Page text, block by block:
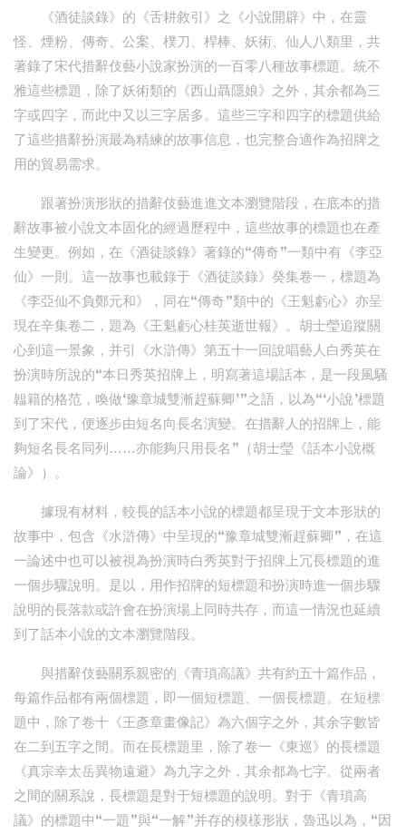
《酒徒談錄》的《舌耕敘引》之《小說開辟》中，在靈
怪、煙粉、傳奇、公案、樸刀、桿棒、妖術、仙人八類里，共
著錄了宋代措辭伎藝小說家扮演的一百零八種故事標題。統不
雅這些標題，除了妖術類的《西山聶隱娘》之外，其余都為三
字或四字，而此中又以三字居多。這些三字和四字的標題供給
了這些措辭扮演最為精練的故事信息，也完整合適作為招牌之
用的貿易需求。
跟著扮演形狀的措辭伎藝進進文本瀏覽階段，在底本的措
辭故事被小說文本固化的經過歷程中，這些故事的標題也在產
生變更。例如，在《酒徒談錄》著錄的“傳奇”一類中有《李亞
仙》一則。這一故事也載錄于《酒徒談錄》癸集卷一，標題為
《李亞仙不負鄭元和》，同在“傳奇”類中的《王魁虧心》亦呈
現在辛集卷二，題為《王魁虧心桂英逝世報》。胡士瑩追蹤關
心到這一景象，并引《水滸傳》第五十一回說唱藝人白秀英在
扮演時所說的“本日秀英招牌上，明寫著這場話本，是一段風騷
韞籍的格范，喚做‘豫章城雙漸趕蘇卿’”之語，以為“‘小說’標題
到了宋代，便逐步由短名向長名演變。在措辭人的招牌上，能
夠短名長名同列……亦能夠只用長名”（胡士瑩《話本小說概
論》）。
據現有材料，較長的話本小說的標題都呈現于文本形狀的
故事中，包含《水滸傳》中呈現的“豫章城雙漸趕蘇卿”，在這
一論述中也可以被視為扮演時白秀英對于招牌上冗長標題的進
一個步驟說明。是以，用作招牌的短標題和扮演時進一個步驟
說明的長落款或許會在扮演場上同時共存，而這一情況也延續
到了話本小說的文本瀏覽階段。
與措辭伎藝關系親密的《青瑣高議》共有約五十篇作品，
每篇作品都有兩個標題，即一個短標題、一個長標題。在短標
題中，除了卷十《王彥章畫像記》為六個字之外，其余字數皆
在二到五字之間。而在長標題里，除了卷一《東巡》的長標題
《真宗幸太岳異物遠避》為九字之外，其余都為七字。從兩者
之間的關系說，長標題是對于短標題的說明。對于《青瑣高
議》的標題中“一題”與“一解”并存的模樣形狀，魯迅以為，“因